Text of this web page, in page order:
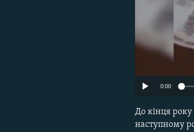
0:00
До кінця
наступному